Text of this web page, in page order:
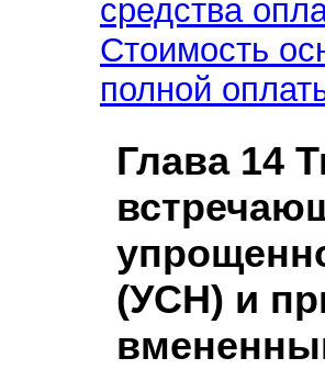
средства
Стоимость
полной
Глава 14
(УСН) и